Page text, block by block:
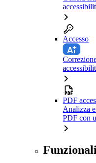
Accesso
PDF
Analizza
PDF con